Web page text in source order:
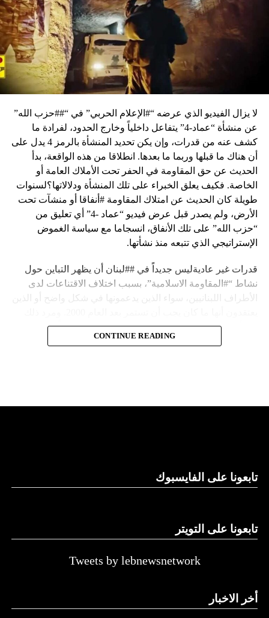
لا يزال الفيديو الذي عرضه “#الإعلام الحربي” في “##حزب الله”
عن منشأة “عماد-4” يتفاعل داخلياً وخارج الحدود، لفرادة ما
كشف عنه من قدرات، وإن يكن تحديد المنشأة بالرمز 4 يدل على
أن هناك ما قبلها وربما ما بعدها. انطلاقا من هذه الواقعة، بدأ
الحديث عن حق المقاومة في الحفر تحت الأملاك العامة أو
الخاصة. فكيف يعلق الخبراء على تلك المنشأة ودلالاتها؟لسنوات
طويلة كان الحديث عن امتلاك المقاومة #أنفاقا أو منشآت تحت
الأرض، ولم يصدر قبل عرض فيديو “عماد -4” أي تعليق من
“حزب الله” على تلك الأنفاق، انسجاما مع سياسة الغموض
الإستراتيجي الذي تتبعه منذ نشأتها.
قدرات غير عاديةليس جديداً في ##لبنان أن يظهر التباين حول
نشاط “#المقاومة الاسلامية”، بسبب اختلاف الاقتناعات لدى
الأطراف اللبنانيين، سواء الذين يدعمونها في شكل واضح أو الذين
إلى أن المقاومة ضد الاحتلال الإسرائيلي لم تكن يوماً محط
إجماع داخلي، وإن كانت القوى اللبنانية المؤمنة بالصراع ضد
النهار
CONTINUE READING
تابعونا على الفايسبوك
تابعونا على التويتر
Tweets by lebnewsnetwork
أخر الاخبار